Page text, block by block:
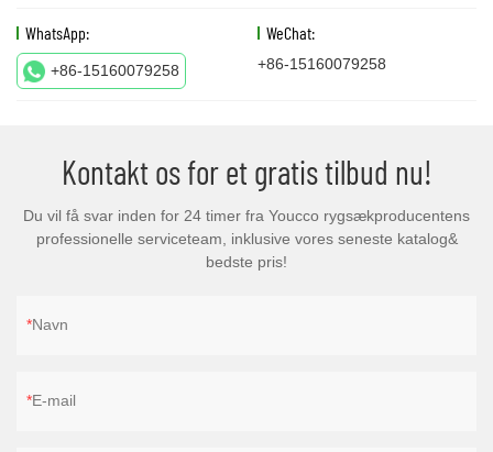
WhatsApp:
+86-15160079258
WeChat:
+86-15160079258
Kontakt os for et gratis tilbud nu!
Du vil få svar inden for 24 timer fra Youcco rygsækproducentens
professionelle serviceteam, inklusive vores seneste katalog&
bedste pris!
Navn
E-mail